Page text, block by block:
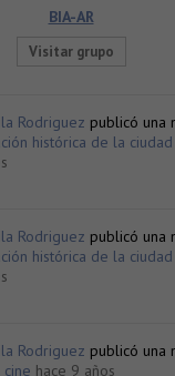
BIA-AR
Visitar grupo
Rodriguez publicó una
histórica de la
Rodriguez publicó una
histórica de la
Rodriguez publicó una
hace 9 años